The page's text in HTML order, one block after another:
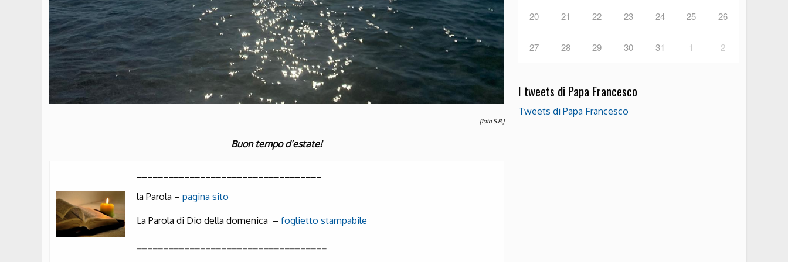
[foto S.B.]
Buon tempo d’estate!
la Parola – pagina sito
La Parola di Dio della domenica – foglietto stampabile
20 21 22 23 24 25 26
27 28 29 30 31 1 2
I tweets di Papa Francesco
Tweets di Papa Francesco